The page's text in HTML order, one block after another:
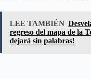
LEE TAMBIÉN
regreso del mapa de la
dejará sin palabras!